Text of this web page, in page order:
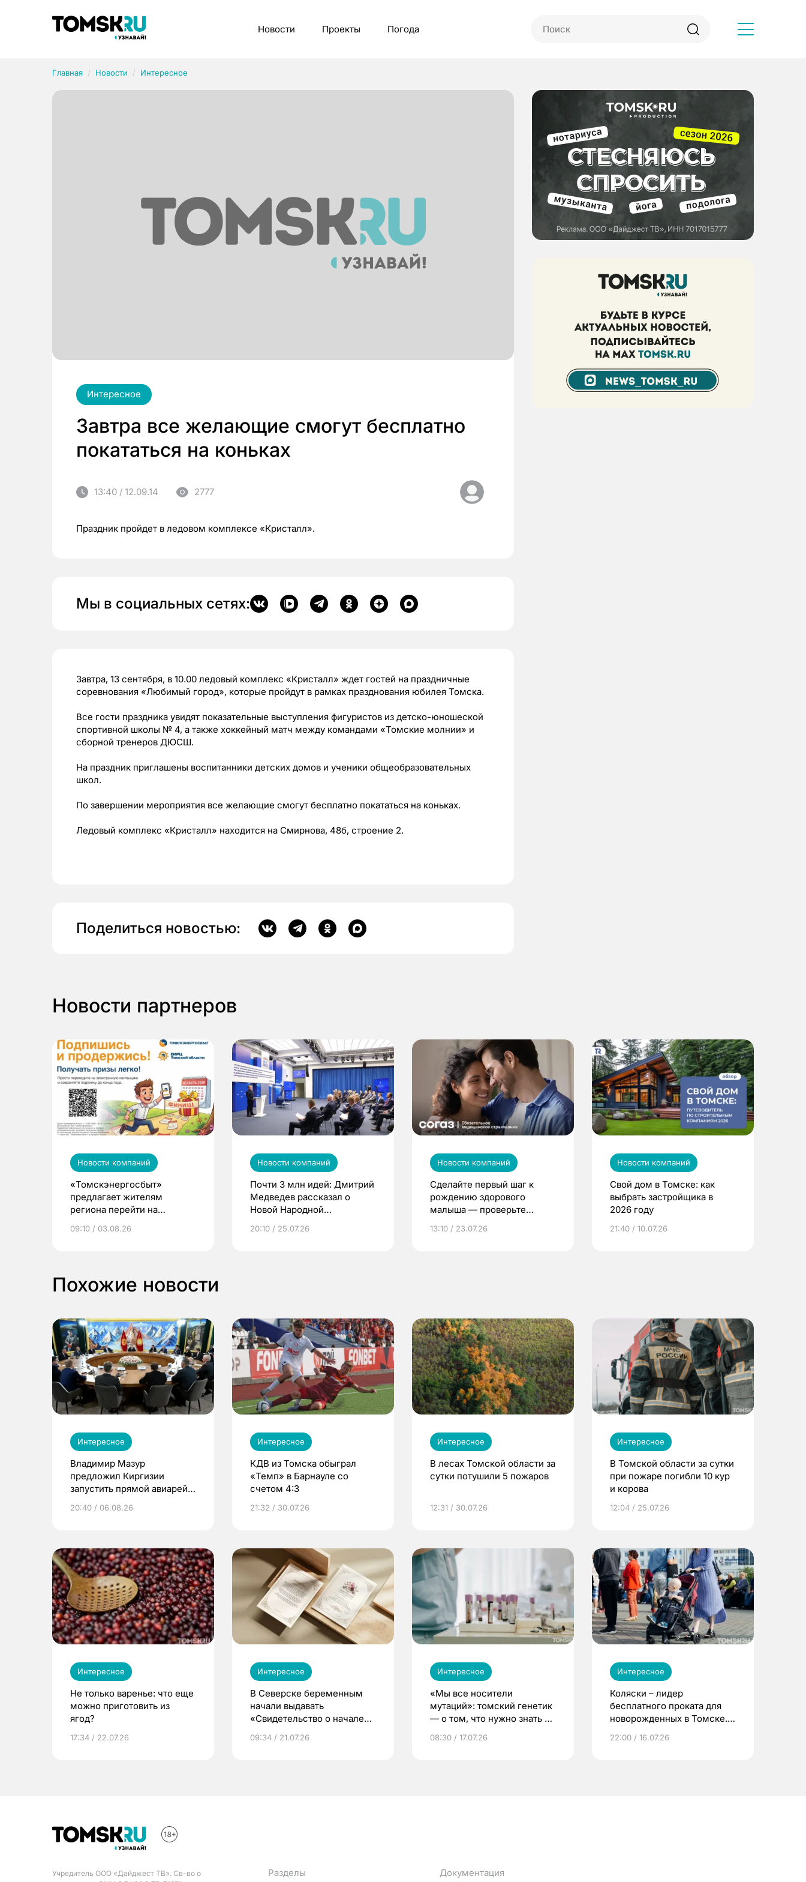
Новости Проекты Погода
Главная Новости Интересное
Интересное
Завтра все желающие смогут бесплатно
покататься на коньках
13:40 / 12.09.14 2777
Праздник пройдет в ледовом комплексе «Кристалл».
Мы в социальных сетях:
Завтра, 13 сентября, в 10.00 ледовый комплекс «Кристалл» ждет гостей на праздничные
соревнования «Любимый город», которые пройдут в рамках празднования юбилея Томска.
Все гости праздника увидят показательные выступления фигуристов из детско-юношеской
спортивной школы № 4, а также хоккейный матч между командами «Томские молнии» и
сборной тренеров ДЮСШ.
На праздник приглашены воспитанники детских домов и ученики общеобразовательных
школ.
По завершении мероприятия все желающие смогут бесплатно покататься на коньках.
Ледовый комплекс «Кристалл» находится на Смирнова, 48б, строение 2.
Поделиться новостью:
Новости партнеров
Новости компаний
«Томскэнергосбыт»
предлагает жителям
региона перейти на
выиграть призы
09:10 / 03.08.26
Новости компаний
Почти 3 млн идей: Дмитрий
Медведев рассказал о
Новой Народной
20:10 / 25.07.26
Новости компаний
Сделайте первый шаг к
рождению здорового
малыша — проверьте
по ОМС!
13:10 / 23.07.26
Новости компаний
Свой дом в Томске: как
выбрать застройщика в
2026 году
21:40 / 10.07.26
Похожие новости
Интересное
Владимир Мазур
предложил Киргизии
запустить прямой авиарейс
20:40 / 06.08.26
Интересное
КДВ из Томска обыграл
«Темп» в Барнауле со
счетом 4:3
21:32 / 30.07.26
Интересное
В лесах Томской области за
сутки потушили 5 пожаров
12:31 / 30.07.26
Интересное
В Томской области за сутки
при пожаре погибли 10 кур
и корова
12:04 / 25.07.26
Интересное
Не только варенье: что еще
можно приготовить из
ягод?
17:34 / 22.07.26
Интересное
В Северске беременным
начали выдавать
«Свидетельство о начале
09:34 / 21.07.26
Интересное
«Мы все носители
мутаций»: томский генетик
— о том, что нужно знать до
08:30 / 17.07.26
Интересное
Коляски – лидер
бесплатного проката для
новорожденных в Томске.
22:00 / 16.07.26
Учредитель ООО «Дайджест ТВ». Св-во о
Разделы Документация
Рубрики